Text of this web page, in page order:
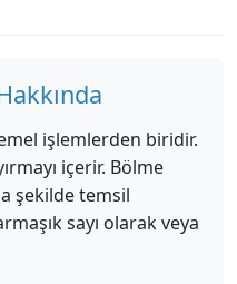
işlemlerden biridir.
içerir. Bölme
şekilde temsil
sayı olarak veya